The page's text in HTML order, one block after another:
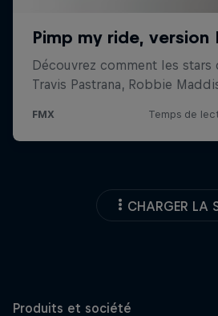
CHARGER LA